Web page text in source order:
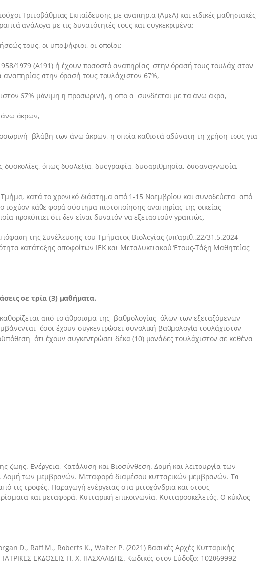
Τριτοβάθμιας Εκπαίδευσης με αναπηρία (ΑμεΑ) και ειδικές μαθησιακές
ανάλογα με τις δυνατότητές τους και συγκεκριμένα:
τους, οι υποψήφιοι, οι οποίοι:
1979 (Α΄191) ή έχουν ποσοστό αναπηρίας στην όρασή τους τουλάχιστον
στην όρασή τους τουλάχιστον 67%,
67% μόνιμη ή προσωρινή, η οποία συνδέεται με τα άνω άκρα,
άκρων,
βλάβη των άνω άκρων, η οποία καθιστά αδύνατη τη χρήση τους για
δυσκολίες, όπως δυσλεξία, δυσγραφία, δυσαριθμησία, δυσαναγνωσία,
κατά το χρονικό διάστημα από 1-15 Νοεμβρίου και συνοδεύεται από
κάθε φορά σύστημα πιστοποίησης αναπηρίας της οικείας
προκύπτει ότι δεν είναι δυνατόν να εξεταστούν γραπτώς.
της Συνέλευσης του Τμήματος Βιολογίας (υπ’αριθ..22/31.5.2024
κατάταξης αποφοίτων ΙΕΚ και Μεταλυκειακού Έτους-Τάξη Μαθητείας
σε τρία (3) μαθήματα.
από το άθροισμα της βαθμολογίας όλων των εξεταζόμενων
όσοι έχουν συγκεντρώσει συνολική βαθμολογία τουλάχιστον
ότι έχουν συγκεντρώσει δέκα (10) μονάδες τουλάχιστον σε καθένα
ζωής. Ενέργεια, Κατάλυση και Βιοσύνθεση. Δομή και λειτουργία των
των μεμβρανών. Μεταφορά διαμέσου κυτταρικών μεμβρανών. Τα
τις τροφές. Παραγωγή ενέργειας στα μιτοχόνδρια και στους
και μεταφορά. Κυτταρική επικοινωνία. Κυτταροσκελετός. Ο κύκλος
D., Raff M., Roberts K., Walter P. (2021) Βασικές Αρχές Κυτταρικής
ΙΑΤΡΙΚΕΣ ΕΚΔΟΣΕΙΣ Π. Χ. ΠΑΣΧΑΛΙΔΗΣ. Κωδικός στον Εύδοξο: 102069992